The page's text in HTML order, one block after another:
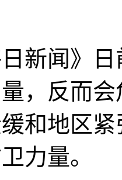
闻》日
，反而
和地区
力量。